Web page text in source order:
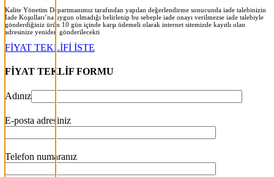
Kalite Yönetim Departmanımız tarafından yapılan değerlendirme sonucunda iade talebinizin
İade Koşulları’na uygun olmadığı belirlenip bu sebeple iade onayı verilmezse iade talebiyle
gönderdiğiniz ürün 10 gün içinde karşı ödemeli olarak internet sitemizde kayıtlı olan
adresinize yeniden gönderilecekti
FİYAT TEKLİFİ İSTE
FİYAT TEKLİF FORMU
Adınız
E-posta adresiniz
Telefon numaranız